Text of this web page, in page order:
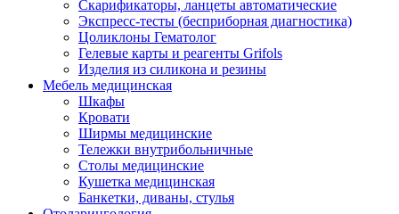
Скарификаторы, ланцеты автоматические
Экспресс-тесты (бесприборная диагностика)
Цоликлоны Гематолог
Гелевые карты и реагенты Grifols
Изделия из силикона и резины
Мебель медицинская
Шкафы
Кровати
Ширмы медицинские
Тележки внутрибольничные
Столы медицинские
Кушетка медицинская
Банкетки, диваны, стулья